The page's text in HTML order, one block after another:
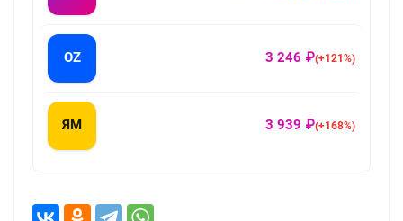
OZ 3 246 ₽(+121%)
ЯМ 3 939 ₽(+168%)